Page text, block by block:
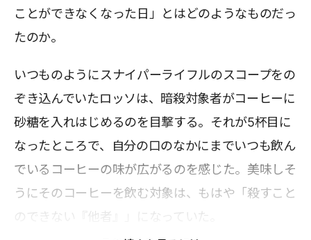
ことができなくなった日」とはどのようなものだっ
たのか。
いつものようにスナイパーライフルのスコープをの
ぞき込んでいたロッソは、暗殺対象者がコーヒーに
砂糖を入れはじめるのを目撃する。それが5杯目に
なったところで、自分の口のなかにまでいつも飲ん
でいるコーヒーの味が広がるのを感じた。美味しそ
うにそのコーヒーを飲む対象は、もはや「殺すこと
のできない『他者』」になっていた。